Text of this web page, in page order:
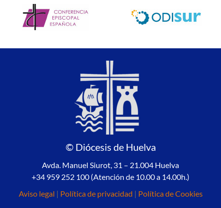
© Diócesis de Huelva
Avda. Manuel Siurot, 31 – 21.004 Huelva
+34 959 252 100 (Atención de 10.00 a 14.00h.)
Aviso legal | Política de privacidad | Política de Cookies